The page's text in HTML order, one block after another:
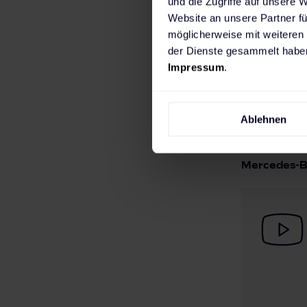
Website an unsere Partner
möglicherweise mit
der Dienste gesammelt
Impressum.
Ablehnen
Ersatz-
sein,
Mercedes-